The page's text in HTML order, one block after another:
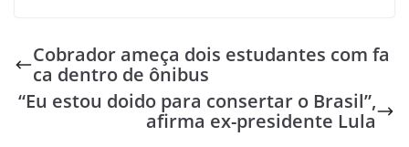
Cobrador ameça dois estudantes com fa
ca dentro de ônibus
“Eu estou doido para consertar o Brasil”,
afirma ex-presidente Lula